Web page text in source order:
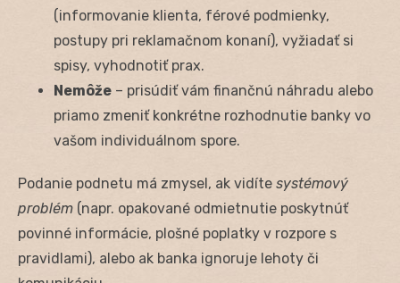
(informovanie klienta, férové podmienky,
postupy pri reklamačnom konaní), vyžiadať si
spisy, vyhodnotiť prax.
Nemôže – prisúdiť vám finančnú náhradu alebo
priamo zmeniť konkrétne rozhodnutie banky vo
vašom individuálnom spore.
Podanie podnetu má zmysel, ak vidíte systémový
problém (napr. opakované odmietnutie poskytnúť
povinné informácie, plošné poplatky v rozpore s
pravidlami), alebo ak banka ignoruje lehoty či